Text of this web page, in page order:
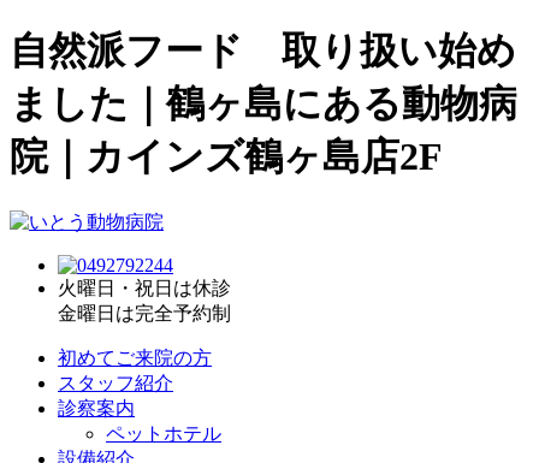
自然派フード 取り扱い始め
ました｜鶴ヶ島にある動物病
院｜カインズ鶴ヶ島店2F
火曜日・祝日は休診
金曜日は完全予約制
初めてご来院の方
スタッフ紹介
診察案内
ペットホテル
設備紹介